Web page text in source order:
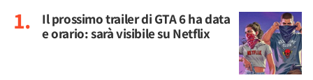
Il prossimo trailer di GTA 6 ha data
e orario: sarà visibile su Netflix